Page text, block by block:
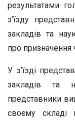
результатами
з’їзду
закладів та
про призначення
У з’їзді
закладів та
представники
своєму складі